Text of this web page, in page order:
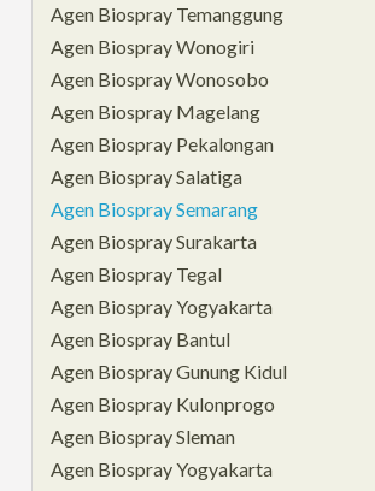
Agen Biospray Temanggung
Agen Biospray Wonogiri
Agen Biospray Wonosobo
Agen Biospray Magelang
Agen Biospray Pekalongan
Agen Biospray Salatiga
Agen Biospray Semarang
Agen Biospray Surakarta
Agen Biospray Tegal
Agen Biospray Yogyakarta
Agen Biospray Bantul
Agen Biospray Gunung Kidul
Agen Biospray Kulonprogo
Agen Biospray Sleman
Agen Biospray Yogyakarta